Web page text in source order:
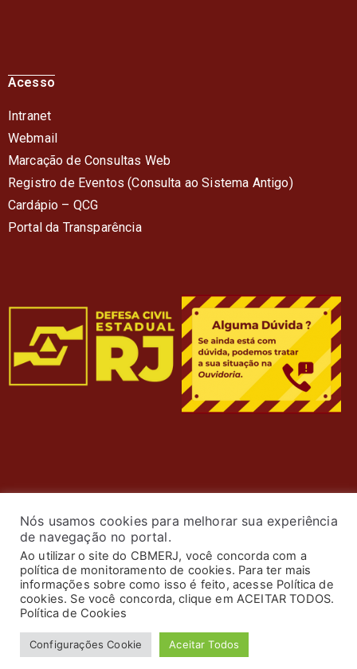
Acesso
Intranet
Webmail
Marcação de Consultas Web
Registro de Eventos (Consulta ao Sistema Antigo)
Cardápio – QCG
Portal da Transparência
© 2024 Corpo de Bombeiros Militar do Estado do Rio de
Janeiro. Todos os Direitos Reservados. Desenvolvimento
Nós usamos cookies para melhorar sua experiência
de navegação no portal.
Ao utilizar o site do CBMERJ, você concorda com a
política de monitoramento de cookies. Para ter mais
informações sobre como isso é feito, acesse Política de
cookies. Se você concorda, clique em ACEITAR TODOS.
Política de Cookies
Configurações Cookie Aceitar Todos